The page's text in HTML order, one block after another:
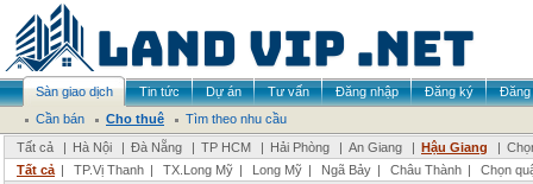
Sàn giao dịch Tin tức Dự án Tư vấn Đăng nhập Đăng ký
Đăng
Cần bán
Cho thuê
Tìm theo nhu cầu
Tất cả
| Hà Nội | Đà Nẵng | TP HCM | Hải Phòng | An Giang | Hậu Giang |
Tất cả | TP.Vị Thanh | TX.Long Mỹ | Long Mỹ | Ngã Bảy | Châu Thành |
Chọn